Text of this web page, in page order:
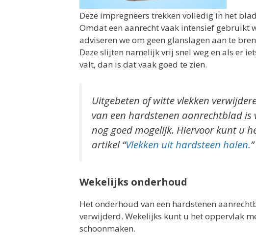
Deze impregneers trekken volledig in het
Omdat een aanrecht vaak intensief gebruikt
adviseren we om geen glanslagen aan te
Deze slijten namelijk vrij snel weg en als er
valt, dan is dat vaak goed te zien.
Uitgebeten of witte vlekken
van een hardstenen aanrechtblad is
nog goed mogelijk. Hiervoor kunt u
artikel “Vlekken uit hardsteen halen.
Wekelijks onderhoud
Het onderhoud van een hardstenen
verwijderd. Wekelijks kunt u het oppervlak
schoonmaken.